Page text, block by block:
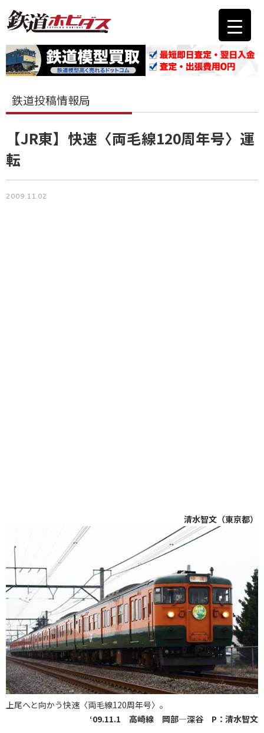
鉄道投稿情報局
【JR東】快速〈両毛線120周年号〉運
転
2009.11.02
清水智文（東京都）
上尾へと向かう快速〈両毛線120周年号〉。
‘09.11.1 高崎線 岡部―深谷 P：清水智文